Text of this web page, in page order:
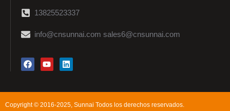
13825523337
info@cnsunnai.com sales6@cnsunnai.com
Copyright © 2016-2025, Sunnai Todos los derechos reservados.